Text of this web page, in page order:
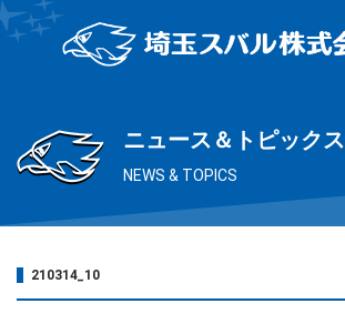
ニュース＆トピックス
NEWS & TOPICS
210314_10